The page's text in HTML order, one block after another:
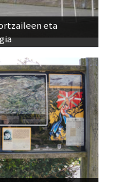
eta